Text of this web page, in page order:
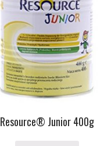
Resource® Junior 400g